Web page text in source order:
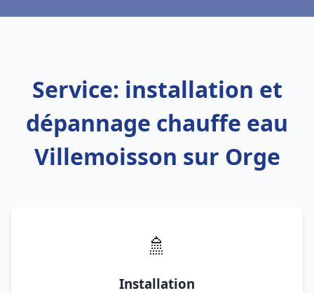
Service: installation et
dépannage chauffe eau
Villemoisson sur Orge
🚿
Installation